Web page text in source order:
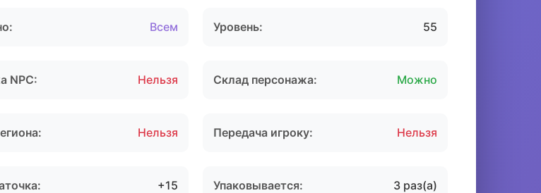
Всем Уровень: 55
NPC: Нельзя Склад персонажа: Можно
Нельзя Передача игроку: Нельзя
+15 Упаковывается: 3 раз(а)